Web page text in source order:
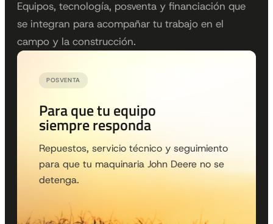
Equipos, tecnología, posventa y financiación que
se integran para acompañar tu trabajo en el
campo y la construcción.
POSVENTA
Para que tu equipo
siempre responda
Repuestos, servicio técnico y seguimiento
para que tu maquinaria John Deere no se
detenga.